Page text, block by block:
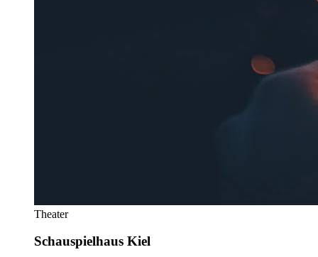
Theater
Schauspielhaus Kiel